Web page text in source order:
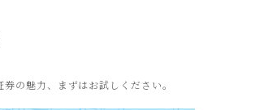
券の魅力、まずはお試しください。